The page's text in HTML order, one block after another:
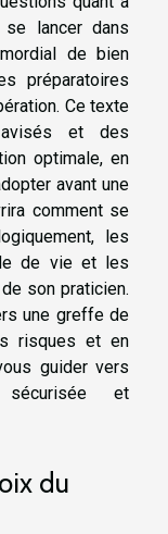
se lancer dans
de bien
préparatoires
Ce texte
et des
optimale, en
avant une
comment se
les
de vie et les
son praticien.
une greffe de
risques et en
guider vers
sécurisée et
du